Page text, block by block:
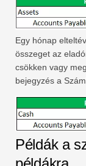
Egy hónap
összeget az
csökken vagy
bejegyzés a
Példák a